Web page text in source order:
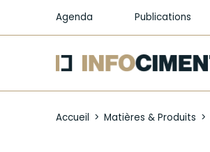
Agenda Publications
Accueil Matières & Produits